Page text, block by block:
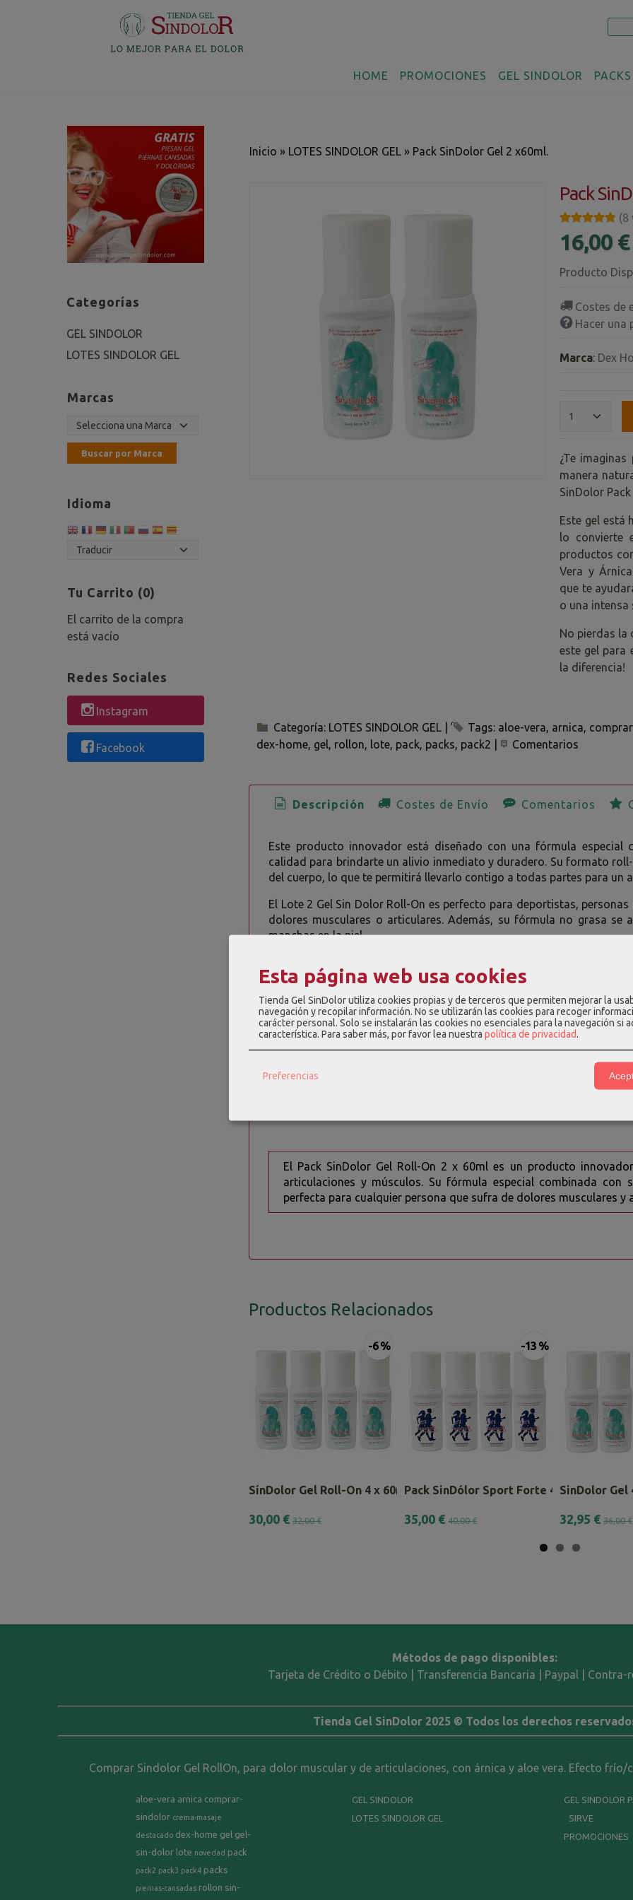
HOME PROMOCIONES GEL SINDOLOR
Categorías
GEL SINDOLOR
LOTES SINDOLOR GEL
Marcas
Idioma
Tu Carrito (0)
El carrito de la compra
está vacío
Redes Sociales
Instagram
Facebook
Inicio » LOTES SINDOLOR GEL » Pack SinDolor Gel 2 x60ml.
Pack
★★★★★
★★★★★ (8
16,00 €
Producto
Costes de
Hacer una
Marca: Dex
¿Te
manera
SinDolor
Este gel está
lo convierte
productos
Vera y
que te
o una intensa
No pierdas la
este gel para
la diferencia!
Categoría: LOTES SINDOLOR GEL Tags: aloe-vera arnica
dex-home gel rollon lote pack packs pack2 Comentarios
Descripción Costes de Envío Comentarios
Este producto innovador está diseñado con una fórmula especial
calidad para brindarte un alivio inmediato y duradero. Su formato
del cuerpo, lo que te permitirá llevarlo contigo a todas partes para un
El Lote 2 Gel Sin Dolor Roll-On es perfecto para deportistas,
dolores musculares o articulares. Además, su fórmula no grasa se
manchas en la piel.
Este gel está hecho con Aloe Vera y Árnica, dos plantas
antiinflamatorias. El Aloe Vera es conocido por su capacidad
mientras que la Árnica se ha utilizado tradicionalmente para tratar
El Pack de 2 Geles de Aloe Vera y Árnica SinDolor es perfecto para
efectiva para el dolor. Además, su fórmula de rápida absorción y no
residuos.
Haz clic en el enlace del producto para ver las características y
El Pack SinDolor Gel Roll-On 2 x 60ml es un producto
articulaciones y músculos. Su fórmula especial combinada
perfecta para cualquier persona que sufra de dolores musculares y
Productos Relacionados
-6 %
SínDolor Gel Roll-On 4 x 60ml – Pack...
30,00 € 32,00 €
-13 %
Pack SinDólor Sport Forte 4 x 60ml.
35,00 € 40,00 €
SinDolor Gel
32,95 € 36,00 €
Métodos de pago disponibles:
Tarjeta de Crédito o Débito | Transferencia Bancaria | Paypal | Contra-
Tienda Gel SinDolor 2025 © Todos los derechos
Comprar Sindolor Gel RollOn, para dolor muscular y de articulaciones, con árnica y aloe vera. Efecto frío/
aloe-vera arnica comprar-
sindolor crema-masaje
destacado dex-home gel gel-
sin-dolor lote novedad pack
pack2 pack3 pack4 packs
piernas-cansadas rollon sin-
GEL SINDOLOR
LOTES SINDOLOR GEL
GEL SINDOLOR
SIRVE
PROMOCIONES
Esta página web usa cookies
Tienda Gel SinDolor utiliza cookies propias y de terceros que permiten mejorar la
navegación y recopilar información. No se utilizarán las cookies para recoger
carácter personal. Solo se instalarán las cookies no esenciales para la navegación si
característica. Para saber más, por favor lea nuestra política de privacidad.
Preferencias